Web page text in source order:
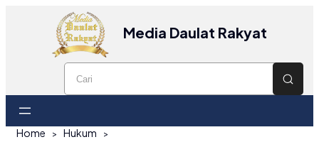
Media Daulat Rakyat
Home
Hukum